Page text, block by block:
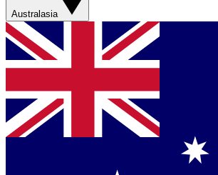
Australasia